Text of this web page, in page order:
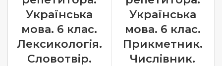
Українська
мова. 6 клас.
Лексикологія.
Словотвір.
Українська
мова. 6 клас.
Прикметник.
Числівник.